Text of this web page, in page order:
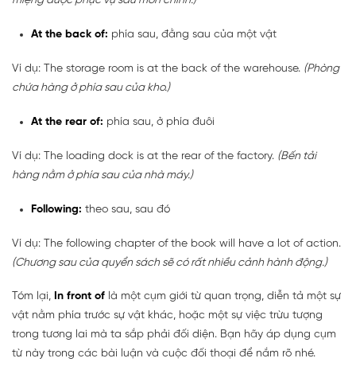
At the back of: phía sau, đằng sau của một vật
Ví dụ: The storage room is at the back of the warehouse. (Phòng
chứa hàng ở phía sau của kho.)
At the rear of: phía sau, ở phía đuôi
Ví dụ: The loading dock is at the rear of the factory. (Bến tải
hàng nằm ở phía sau của nhà máy.)
Following: theo sau, sau đó
Ví dụ: The following chapter of the book will have a lot of action.
(Chương sau của quyển sách sẽ có rất nhiều cảnh hành động.)
Tóm lại, In front of là một cụm giới từ quan trọng, diễn tả một sự
vật nằm phía trước sự vật khác, hoặc một sự việc trừu tượng
trong tương lai mà ta sắp phải đối diện. Bạn hãy áp dụng cụm
từ này trong các bài luận và cuộc đối thoại để nắm rõ nhé.